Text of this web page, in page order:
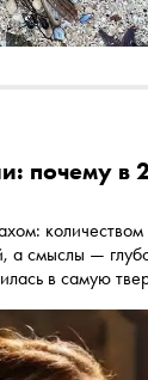
почему в
а смыслы —
в самую